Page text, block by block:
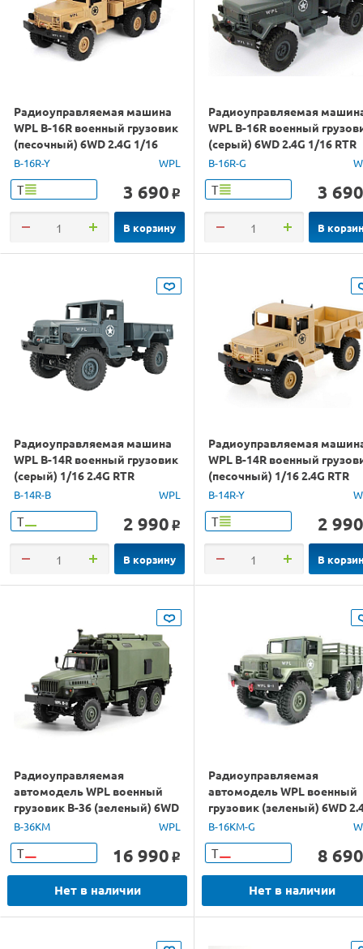
Радиоуправляемая машина
WPL B-16R военный грузовик
(песочный) 6WD 2.4G 1/16
RTR
B-16R-Y WPL
Т 3 690 o
В корзину
Радиоуправляемая
WPL B-16R военный
(серый) 6WD 2.4G 1/16 RTR
B-16R-G
Т 3 690
В
Радиоуправляемая машина
WPL B-14R военный грузовик
(серый) 1/16 2.4G RTR
B-14R-B WPL
Т 2 990 o
В корзину
Радиоуправляемая
WPL B-14R военный
(песочный) 1/16 2.4G RTR
B-14R-Y
Т 2 990
В
Радиоуправляемая
автомодель WPL военный
грузовик B-36 (зеленый) 6WD
2.4G 1/16 KIT
B-36KM WPL
Т 16 990 o
Нет в наличии
Радиоуправляемая
автомодель WPL военный
грузовик (зеленый) 6WD
1/16 KIT
B-16KM-G
Т 8 690
Нет в наличии